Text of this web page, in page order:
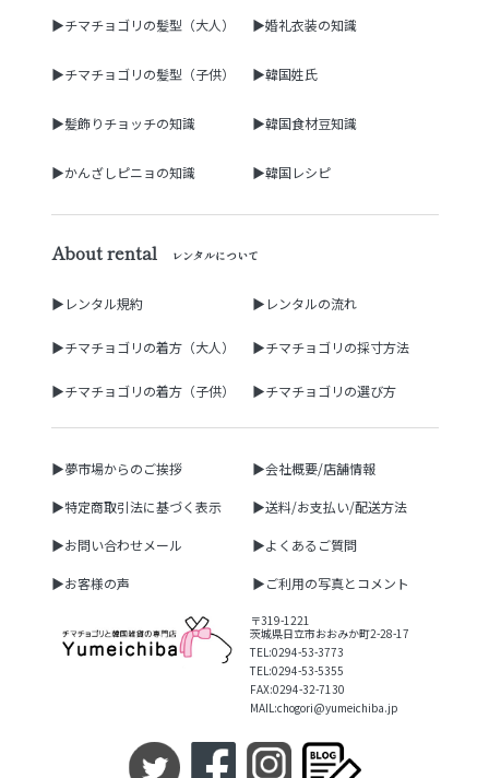
▶チマチョゴリの髪型（大人） ▶婚礼衣装の知識
▶チマチョゴリの髪型（子供） ▶韓国姓氏
▶髪飾りチョッチの知識 ▶韓国食材豆知識
▶かんざしピニョの知識 ▶韓国レシピ
About rental レンタルについて
▶レンタル規約 ▶レンタルの流れ
▶チマチョゴリの着方（大人） ▶チマチョゴリの採寸方法
▶チマチョゴリの着方（子供） ▶チマチョゴリの選び方
▶夢市場からのご挨拶 ▶会社概要/店舗情報
▶特定商取引法に基づく表示 ▶送料/お支払い/配送方法
▶お問い合わせメール ▶よくあるご質問
▶お客様の声 ▶ご利用の写真とコメント
〒319-1221
茨城県日立市おおみか町2-28-17
TEL:0294-53-3773
TEL:0294-53-5355
FAX:0294-32-7130
MAIL:chogori@yumeichiba.jp